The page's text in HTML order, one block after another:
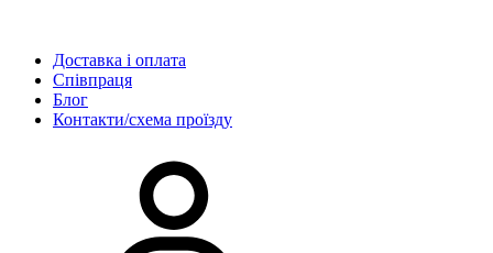
Доставка і оплата
Співпраця
Блог
Контакти/схема проїзду